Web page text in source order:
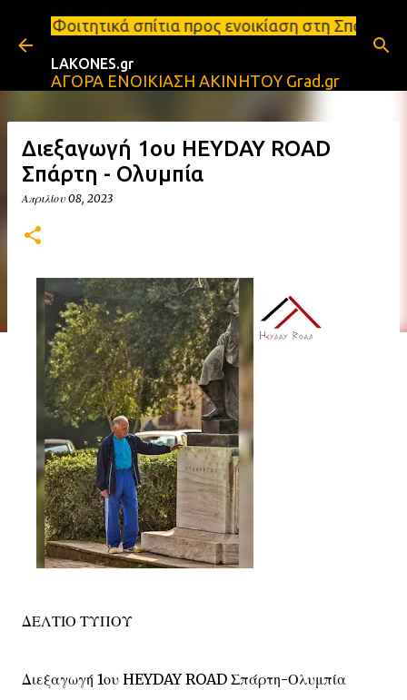
Μετάβαση στο κύριο περιεχόμενο
προς ενοικίαση στη Σπάρτη Ενοικιάσεις
LAKONES.gr
ΑΓΟΡΑ ΕΝΟΙΚΙΑΣΗ ΑΚΙΝΗΤΟΥ Grad.gr
Διεξαγωγή 1ου HEYDAY ROAD
Σπάρτη - Ολυμπία
Απριλίου 08, 2023
ΔΕΛΤΙΟ ΤΥΠΟΥ
Διεξαγωγή 1ου HEYDAY ROAD Σπάρτη-Ολυμπία